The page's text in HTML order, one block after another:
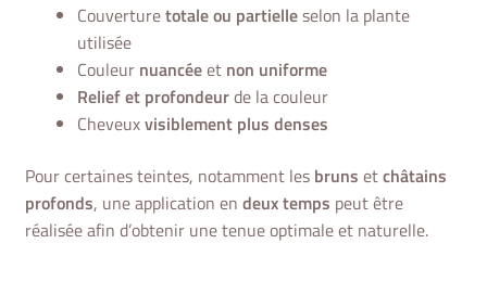
Couverturetotale ou partielleselon la plante
utilisée
Couleur nuancéeet non uniforme
Relief et profondeurde la couleur
Cheveuxvisiblement plus denses
Pour certaines teintes, notamment les bruns etchâtains
profonds, une application en deux temps peut être
réalisée afin d’obtenir une tenue optimale et naturelle.